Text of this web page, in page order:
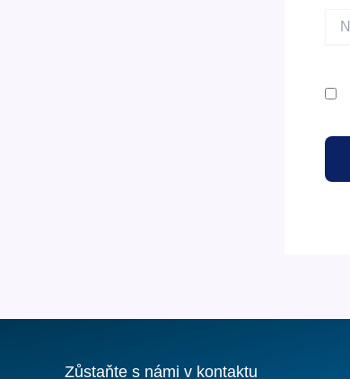
Zůstaňte s námi v kontaktu